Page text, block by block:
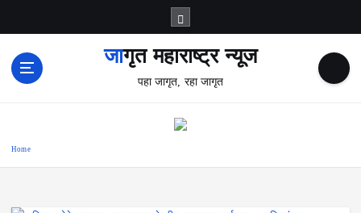
जागृत महाराष्ट्र न्यूज
पहा जागृत, रहा जागृत
Home